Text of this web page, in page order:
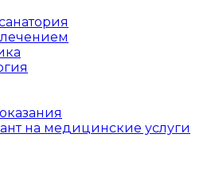
лечением
на медицинские услуги